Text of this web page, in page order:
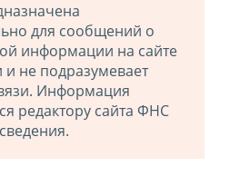
для сообщений о
информации на сайте
не подразумевает
Информация
редактору сайта ФНС